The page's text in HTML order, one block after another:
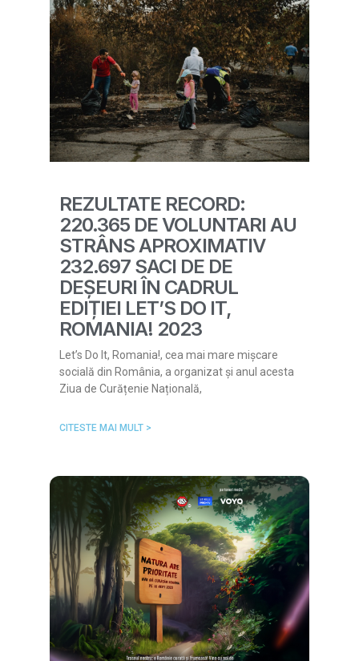
REZULTATE RECORD:
220.365 DE VOLUNTARI AU
STRÂNS APROXIMATIV
232.697 SACI DE DE
DEȘEURI ÎN CADRUL
EDIȚIEI LET’S DO IT,
ROMANIA! 2023
Let’s Do It, Romania!, cea mai mare mișcare
socială din România, a organizat și anul acesta
Ziua de Curățenie Națională,
CITESTE MAI MULT >